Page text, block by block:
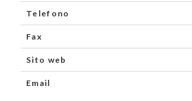
Telefono
Fax
Sito web
Email